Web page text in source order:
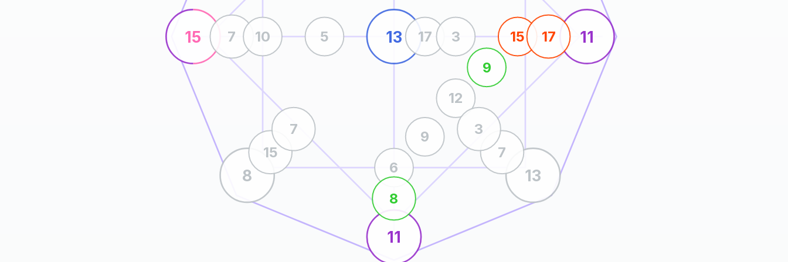
15 11
11
13
8 13
6
9
12
9
15
7 17
8
10 17 3
5
15
7
7
3